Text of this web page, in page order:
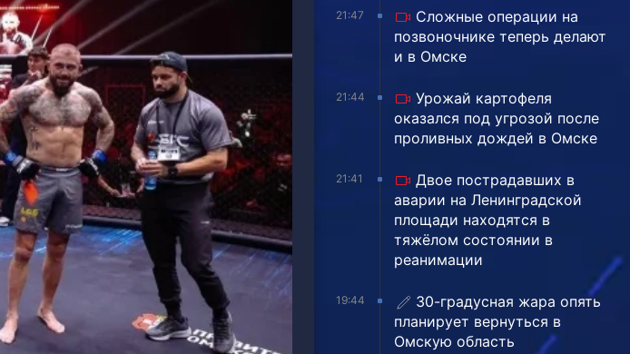
21:47
Сложные операции на
позвоночнике теперь делают
и в Омске
21:44
Урожай картофеля
оказался под угрозой после
проливных дождей в Омске
21:41
Двое пострадавших в
аварии на Ленинградской
площади находятся в
тяжёлом состоянии в
реанимации
19:44
30-градусная жара опять
планирует вернуться в
Омскую область